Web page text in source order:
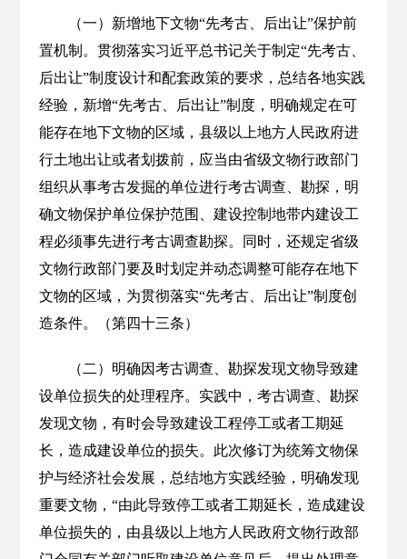
（一）新增地下文物“先考古、后出让”保护前
置机制。贯彻落实习近平总书记关于制定“先考古、
后出让”制度设计和配套政策的要求，总结各地实践
经验，新增“先考古、后出让”制度，明确规定在可
能存在地下文物的区域，县级以上地方人民政府进
行土地出让或者划拨前，应当由省级文物行政部门
组织从事考古发掘的单位进行考古调查、勘探，明
确文物保护单位保护范围、建设控制地带内建设工
程必须事先进行考古调查勘探。同时，还规定省级
文物行政部门要及时划定并动态调整可能存在地下
文物的区域，为贯彻落实“先考古、后出让”制度创
造条件。（第四十三条）
（二）明确因考古调查、勘探发现文物导致建
设单位损失的处理程序。实践中，考古调查、勘探
发现文物，有时会导致建设工程停工或者工期延
长，造成建设单位的损失。此次修订为统筹文物保
护与经济社会发展，总结地方实践经验，明确发现
重要文物，“由此导致停工或者工期延长，造成建设
单位损失的，由县级以上地方人民政府文物行政部